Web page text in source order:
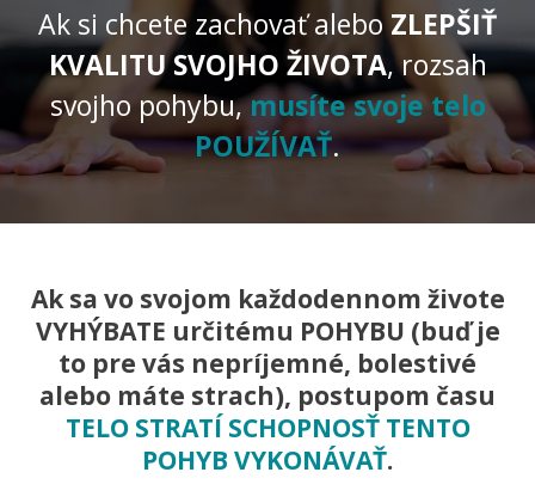
Ak si chcete zachovať aleboZLEPŠIŤ
KVALITU SVOJHO ŽIVOTA, rozsah
svojho pohybu,musíte svoje telo
POUŽÍVAŤ.
Ak sa vo svojom každodennom živote
VYHÝBATE určitému POHYBU (buď je
to pre vás nepríjemné, bolestivé
alebo máte strach), postupom času
TELO STRATÍ SCHOPNOSŤ TENTO
POHYB VYKONÁVAŤ.